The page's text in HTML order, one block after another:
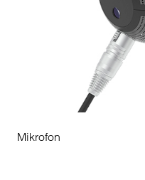
Mikrofon